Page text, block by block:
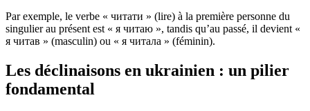
Par exemple, le verbe « читати » (lire) à la première personne du
singulier au présent est « я читаю », tandis qu’au passé, il devient «
я читав » (masculin) ou « я читала » (féminin).
Les déclinaisons en ukrainien : un pilier
fondamental